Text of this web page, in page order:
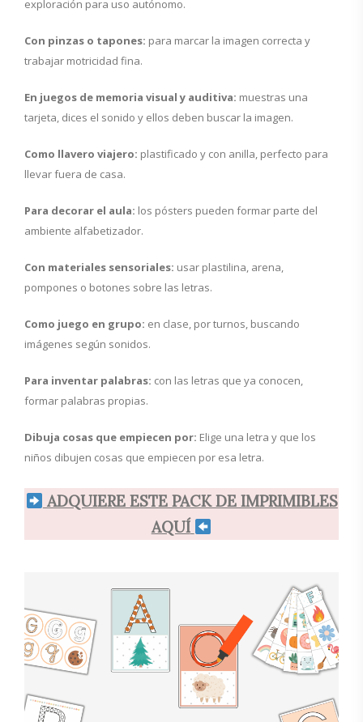
exploración para uso autónomo.
Con pinzas o tapones: para marcar la imagen correcta y
trabajar motricidad fina.
En juegos de memoria visual y auditiva: muestras una
tarjeta, dices el sonido y ellos deben buscar la imagen.
Como llavero viajero: plastificado y con anilla, perfecto para
llevar fuera de casa.
Para decorar el aula: los pósters pueden formar parte del
ambiente alfabetizador.
Con materiales sensoriales: usar plastilina, arena,
pompones o botones sobre las letras.
Como juego en grupo: en clase, por turnos, buscando
imágenes según sonidos.
Para inventar palabras: con las letras que ya conocen,
formar palabras propias.
Dibuja cosas que empiecen por: Elige una letra y que los
niños dibujen cosas que empiecen por esa letra.
ADQUIERE ESTE PACK DE IMPRIMIBLES
AQUÍ